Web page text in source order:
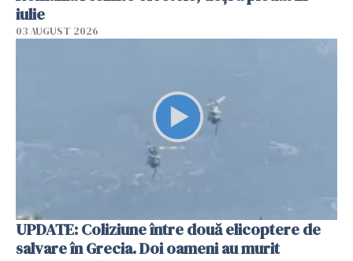
iulie
03 AUGUST 2026
UPDATE: Coliziune între două elicoptere de
salvare în Grecia. Doi oameni au murit